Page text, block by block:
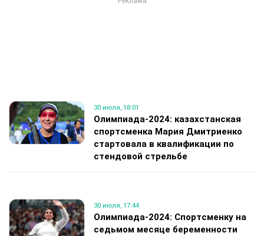
30 июля, 18:01
Олимпиада-2024: казахстанская
спортсменка Мария Дмитриенко
стартовала в квалификации по
стендовой стрельбе
30 июля, 17:44
Олимпиада-2024: Спортсменку на
седьмом месяце беременности